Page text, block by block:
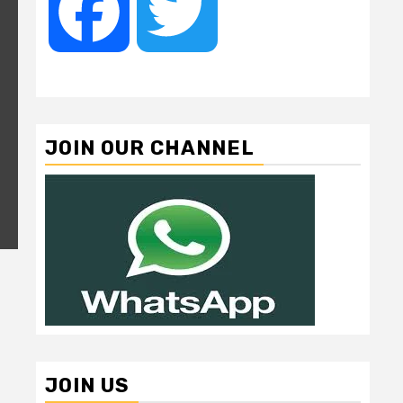
Facebook
JOIN OUR CHANNEL
JOIN US